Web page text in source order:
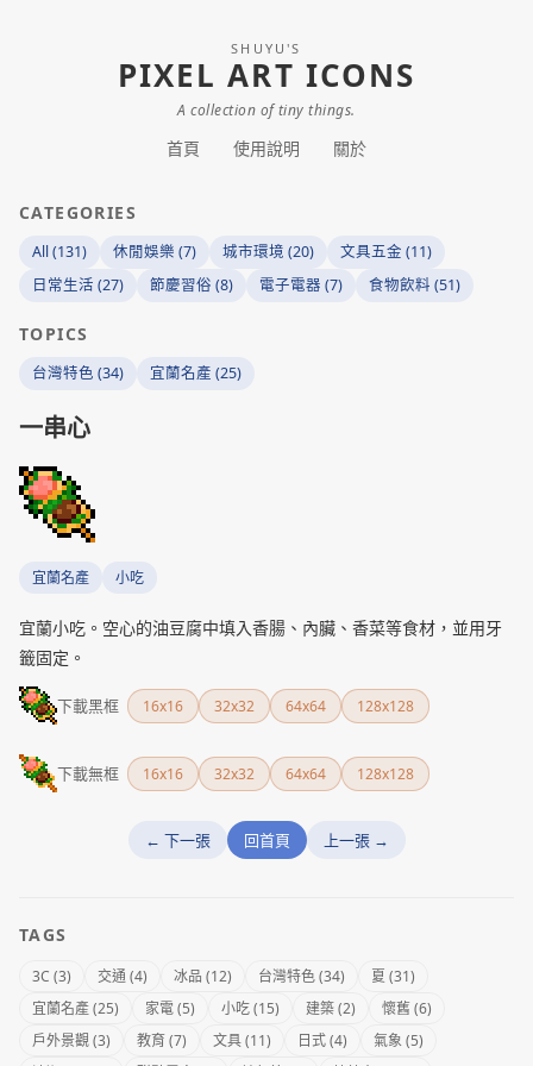
SHUYU'S
PIXEL ART ICONS
A collection of tiny things.
首頁 使用說明 關於
CATEGORIES
All (131) 休閒娛樂 (7) 城市環境 (20)
文具五金 (11)
日常生活 (27)
節慶習俗 (8) 電子電器 (7) 食物飲料 (51)
TOPICS
台灣特色 (34) 宜蘭名產 (25)
一串心
宜蘭名產 小吃
宜蘭小吃。空心的油豆腐中填入香腸、內臟、香菜等食材，並用牙
籤固定。
下載黑框 16x16 32x32 64x64 128x128
下載無框 16x16 32x32 64x64 128x128
← 下一張 回首頁 上一張 →
TAGS
3C (3) 交通 (4) 冰品 (12) 台灣特色 (34)
夏 (31)
宜蘭名產 (25)
家電 (5) 小吃 (15) 建築 (2)
懷舊 (6)
戶外景觀 (3)
教育 (7) 文具 (11) 日式 (4)
氣象 (5)